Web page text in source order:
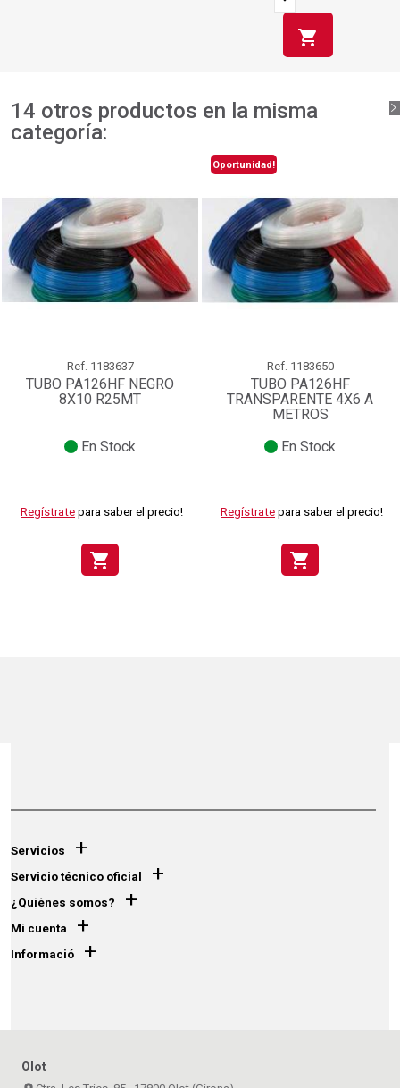
shopping_cart
14 otros productos en la misma
categoría:
Ref. 1183637
TUBO PA126HF NEGRO
8X10 R25MT
En Stock
Regístrate para saber el precio!
shopping_cart
Oportunidad!
Ref. 1183650
TUBO PA126HF
TRANSPARENTE 4X6 A
METROS
En Stock
Regístrate para saber el precio!
shopping_cart
Servicios +
Servicio técnico oficial +
¿Quiénes somos? +
Mi cuenta +
Informació +
Olot